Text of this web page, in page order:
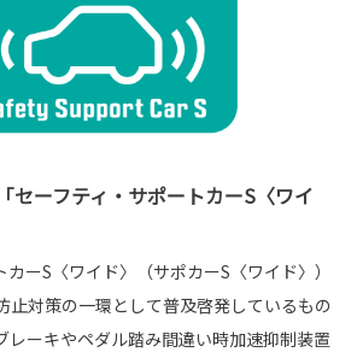
セーフティ・サポートカーS〈ワイ
ーS〈ワイド〉（サポカーS〈ワイド〉）
止対策の一環として普及啓発しているもの
レーキやペダル踏み間違い時加速抑制装置